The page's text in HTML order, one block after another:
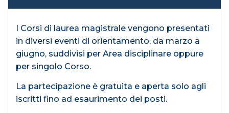
I Corsi di laurea magistrale vengono presentati
in diversi eventi di orientamento, da marzo a
giugno, suddivisi per Area disciplinare oppure
per singolo Corso.
La partecipazione è gratuita e aperta solo agli
iscritti fino ad esaurimento dei posti.